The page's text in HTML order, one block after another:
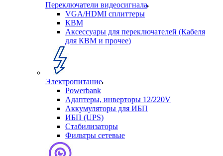
Переключатели видеосигнала
VGA/HDMI сплиттеры
КВМ
Аксессуары для переключателей (Кабеля
для КВМ и прочее)
Электропитание
Powerbank
Адаптеры, инверторы 12/220V
Аккумуляторы для ИБП
ИБП (UPS)
Стабилизаторы
Фильтры сетевые